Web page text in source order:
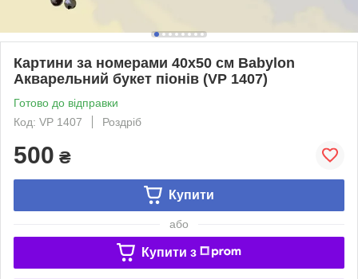
Картини за номерами 40х50 см Babylon
Акварельний букет піонів (VP 1407)
Готово до відправки
Код: VP 1407
Роздріб
500 ₴
Купити
або
Купити з